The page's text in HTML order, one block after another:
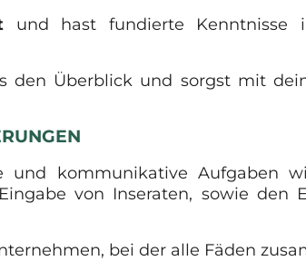
und hast fundierte Kenntnisse
den Überblick und sorgst mit
und kommunikative Aufgaben
von Inseraten, sowie den
bei der alle Fäden